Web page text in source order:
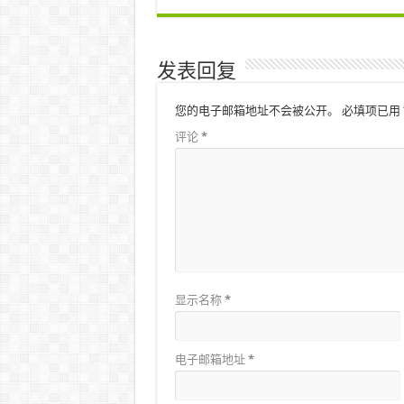
发表回复
您的电子邮箱地址不会被公开。 必填项已用
评论 *
显示名称 *
电子邮箱地址 *